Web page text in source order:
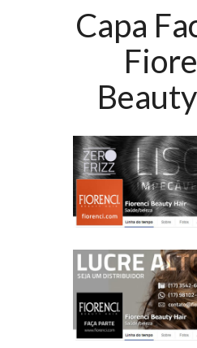
Capa